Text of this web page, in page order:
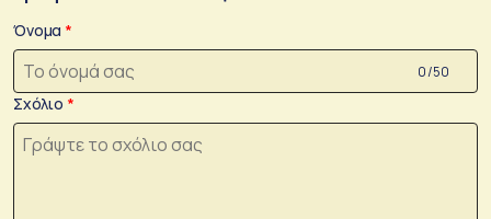
Όνομα
0 /50
Σχόλιο